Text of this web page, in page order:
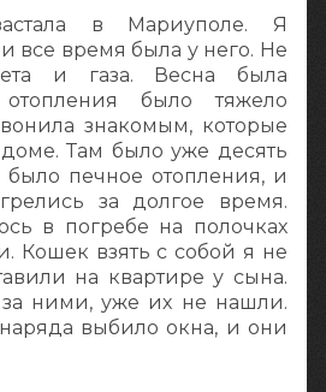
в Мариуполе. Я
все время была у него. Не
и газа. Весна была
было тяжело
знакомым, которые
Там было уже десять
печное отопления, и
за долгое время.
в погребе на полочках
Кошек взять с собой я не
на квартире у сына.
за ними, уже их не нашли.
выбило окна, и они